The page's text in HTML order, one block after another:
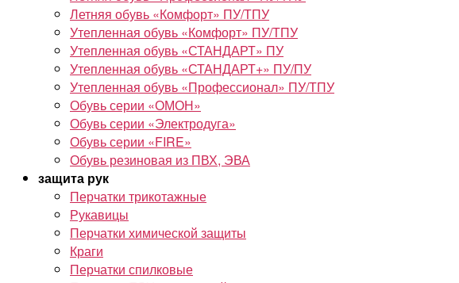
Летняя обувь «Комфорт» ПУ/ТПУ
Утепленная обувь «Комфорт» ПУ/ТПУ
Утепленная обувь «СТАНДАРТ» ПУ
Утепленная обувь «СТАНДАРТ+» ПУ/ПУ
Утепленная обувь «Профессионал» ПУ/ТПУ
Обувь серии «ОМОН»
Обувь серии «Электродуга»
Обувь серии «FIRE»
Обувь резиновая из ПВХ, ЭВА
защита рук
Перчатки трикотажные
Рукавицы
Перчатки химической защиты
Краги
Перчатки спилковые